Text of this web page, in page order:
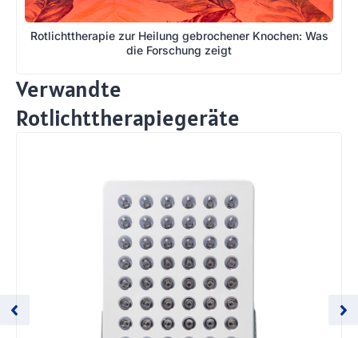
Rotlichttherapie zur Heilung gebrochener Knochen: Was
die Forschung zeigt
Verwandte
Rotlichttherapiegeräte